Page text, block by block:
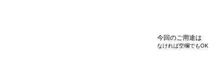
今回のご用途は
なければ空欄でもOK